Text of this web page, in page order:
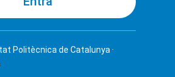
Politècnica de Catalunya ·